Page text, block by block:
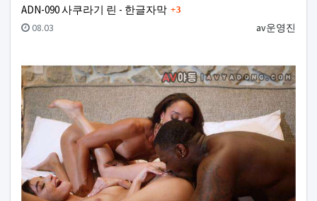
ADN-090 사쿠라기 린 - 한글자막 댓글
3
등록자
av운영진
등록일
08.03